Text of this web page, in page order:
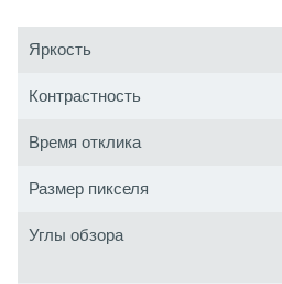
Яркость
Контрастность
Время отклика
Размер пикселя
Углы обзора